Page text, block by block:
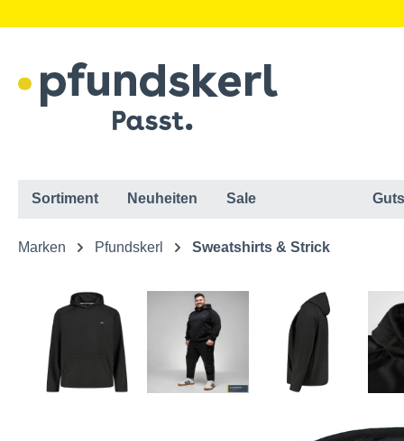
Sortiment Neuheiten Sale
Marken Pfundskerl Sweatshirts & Strick